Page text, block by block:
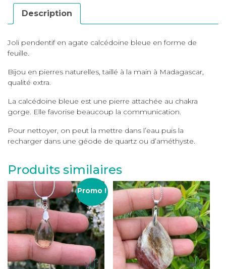
Description
Joli pendentif en agate calcédoine bleue en forme de
feuille.
Bijou en pierres naturelles, taillé à la main à Madagascar,
qualité extra.
La calcédoine bleue est une pierre attachée au chakra
gorge. Elle favorise beaucoup la communication.
Pour nettoyer, on peut la mettre dans l’eau puis la
recharger dans une géode de quartz ou d’améthyste.
Produits similaires
Promo !